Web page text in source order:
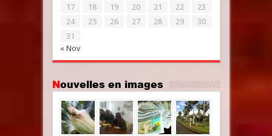
« Nov
17
18 19 20 21 22
23
24
25 26 27 28 29
30
31
Nouvelles en images